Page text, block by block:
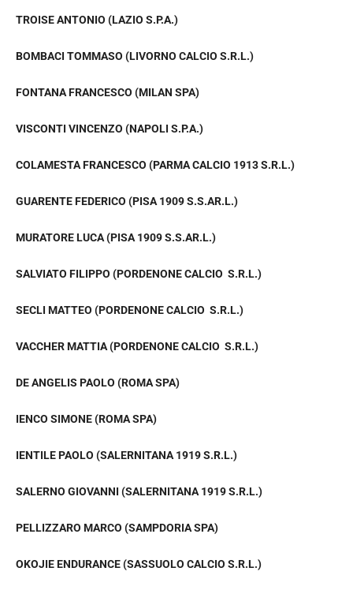
TROISE ANTONIO (LAZIO S.P.A.)
BOMBACI TOMMASO (LIVORNO CALCIO S.R.L.)
FONTANA FRANCESCO (MILAN SPA)
VISCONTI VINCENZO (NAPOLI S.P.A.)
COLAMESTA FRANCESCO (PARMA CALCIO 1913 S.R.L.)
GUARENTE FEDERICO (PISA 1909 S.S.AR.L.)
MURATORE LUCA (PISA 1909 S.S.AR.L.)
SALVIATO FILIPPO (PORDENONE CALCIO S.R.L.)
SECLI MATTEO (PORDENONE CALCIO S.R.L.)
VACCHER MATTIA (PORDENONE CALCIO S.R.L.)
DE ANGELIS PAOLO (ROMA SPA)
IENCO SIMONE (ROMA SPA)
IENTILE PAOLO (SALERNITANA 1919 S.R.L.)
SALERNO GIOVANNI (SALERNITANA 1919 S.R.L.)
PELLIZZARO MARCO (SAMPDORIA SPA)
OKOJIE ENDURANCE (SASSUOLO CALCIO S.R.L.)